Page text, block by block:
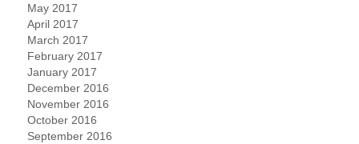
May 2017
April 2017
March 2017
February 2017
January 2017
December 2016
November 2016
October 2016
September 2016